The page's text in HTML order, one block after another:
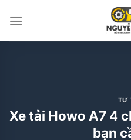
qua
TƯ
Xe tải Howo A7 4
bạn